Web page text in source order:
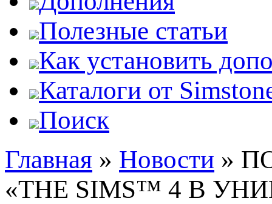
Полезные статьи
Как установить
Каталоги от
Поиск
Главная » Новости »
«THE SIMS™ 4 В